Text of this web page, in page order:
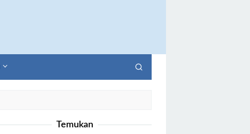
Temukan